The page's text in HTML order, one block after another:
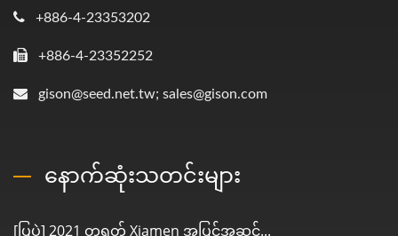
+886-4-23353202
+886-4-23352252
gison@seed.net.tw; sales@gison.com
နောက်ဆုံးသတင်းများ
[ပြပွဲ] 2021 တရုတ် Xiamen အပြင်အဆင်...